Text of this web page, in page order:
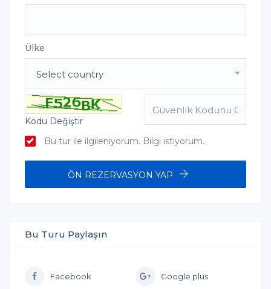
Ülke
Select country
Kodu Değiştir
Bu tur ile ilgileniyorum. Bilgi istiyorum.
ÖN REZERVASYON YAP
Bu Turu Paylaşın
Facebook Google plus